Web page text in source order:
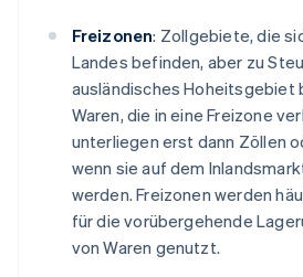
Freizonen: Zollgebiete, die
Landes befinden, aber zu
ausländisches Hoheitsgebiet
Waren, die in eine Freizone
unterliegen erst dann Zöllen
wenn sie auf dem
werden. Freizonen werden
für die vorübergehende
von Waren genutzt.